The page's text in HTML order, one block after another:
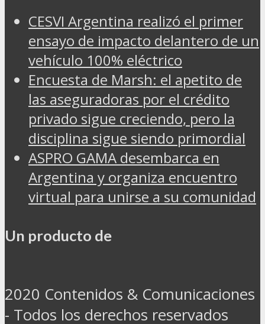
CESVI Argentina realizó el primer
ensayo de impacto delantero de un
vehículo 100% eléctrico
Encuesta de Marsh: el apetito de
las aseguradoras por el crédito
privado sigue creciendo, pero la
disciplina sigue siendo primordial
ASPRO GAMA desembarca en
Argentina y organiza encuentro
virtual para unirse a su comunidad
Un producto de
2020 Contenidos & Comunicaciones
- Todos los derechos reservados